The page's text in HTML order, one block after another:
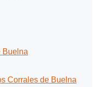
Buelna
Corrales de Buelna